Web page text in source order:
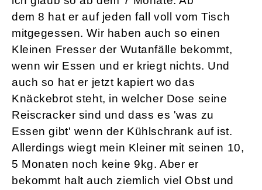
dem 8 hat er auf jeden fall voll vom Tisch
mitgegessen. Wir haben auch so einen
Kleinen Fresser der Wutanfälle bekommt,
wenn wir Essen und er kriegt nichts. Und
auch so hat er jetzt kapiert wo das
Knäckebrot steht, in welcher Dose seine
Reiscracker sind und dass es 'was zu
Essen gibt' wenn der Kühlschrank auf ist.
Allerdings wiegt mein Kleiner mit seinen 10,
5 Monaten noch keine 9kg. Aber er
bekommt halt auch ziemlich viel Obst und